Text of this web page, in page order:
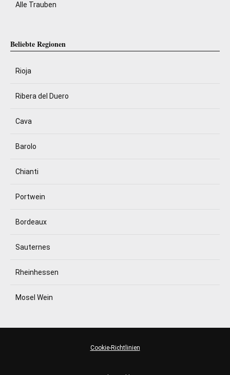
Alle Trauben
Beliebte Regionen
Rioja
Ribera del Duero
Cava
Barolo
Chianti
Portwein
Bordeaux
Sauternes
Rheinhessen
Mosel Wein
Cookie-Richtlinien